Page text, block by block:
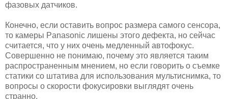
фазовых датчиков.
Конечно, если оставить вопрос размера самого сенсора,
то камеры Panasonic лишены этого дефекта, но сейчас
считается, что у них очень медленный автофокус.
Совершенно не понимаю, почему это является таким
распространенным мнением, но если говорить о съемке
статики со штатива для использования мультиснимка, то
вопросы о скорости фокусировки выглядят очень
странно.